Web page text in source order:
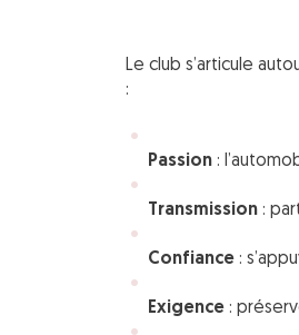
Le club s’articule
:
Passion :
Transmission :
Confiance :
Exigence :